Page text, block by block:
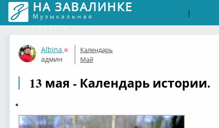
НА ЗАВАЛИНКЕ
Музыкальная
соцсеть
|
Albina
Оффлайн
админ
Календарь
Май
13 мая - Календарь истории.